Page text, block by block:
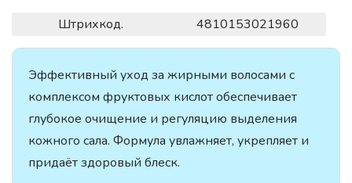
Штрихкод. 4810153021960
Эффективный уход за жирными волосами с
комплексом фруктовых кислот обеспечивает
глубокое очищение и регуляцию выделения
кожного сала. Формула увлажняет, укрепляет и
придаёт здоровый блеск.